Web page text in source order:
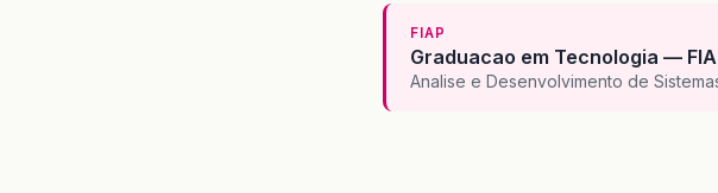
FIAP
Graduacao em Tecnologia —
Analise e Desenvolvimento de